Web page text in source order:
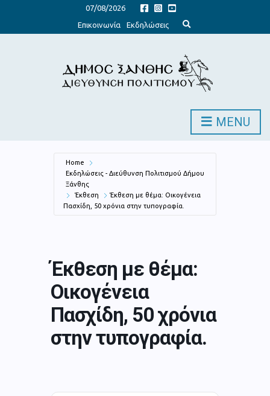
07/08/2026
Επικοινωνία
Εκδηλώσεις
x
d
s
e
c
o
MENU
Home
Εκδηλώσεις - Διεύθυνση Πολιτισμού Δήμου
Ξάνθης
Έκθεση
Έκθεση με θέμα: Οικογένεια
Πασχίδη, 50 χρόνια στην τυπογραφία.
Έκθεση με θέμα:
Οικογένεια
Πασχίδη, 50 χρόνια
στην τυπογραφία.